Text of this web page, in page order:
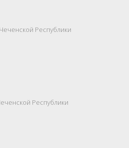
Республики
Республики